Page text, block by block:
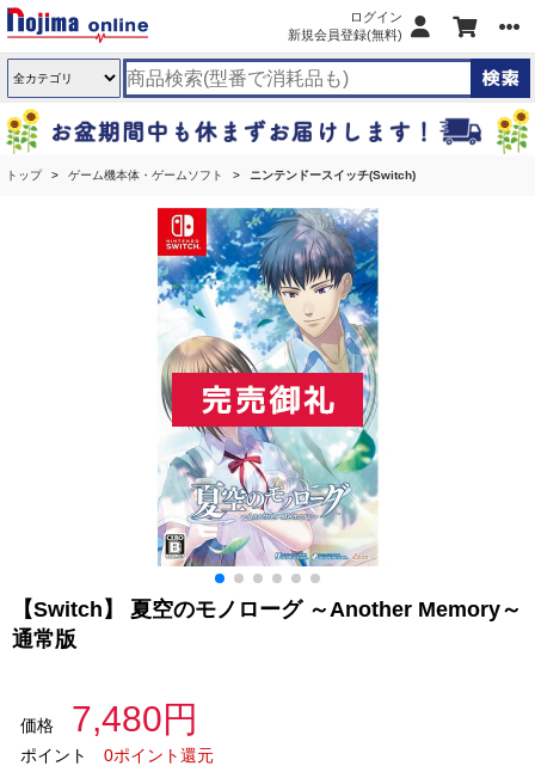
ログイン
新規会員登録(無料)
トップ ゲーム機本体・ゲームソフト ニンテンドースイッチ(Switch)
【Switch】 夏空のモノローグ ～Another Memory～
通常版
価格 7,480円
ポイント 0ポイント還元